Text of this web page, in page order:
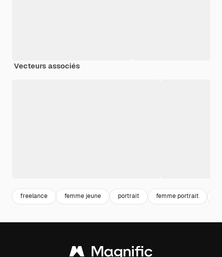
Vecteurs associés
freelance femme jeune portrait femme portrait